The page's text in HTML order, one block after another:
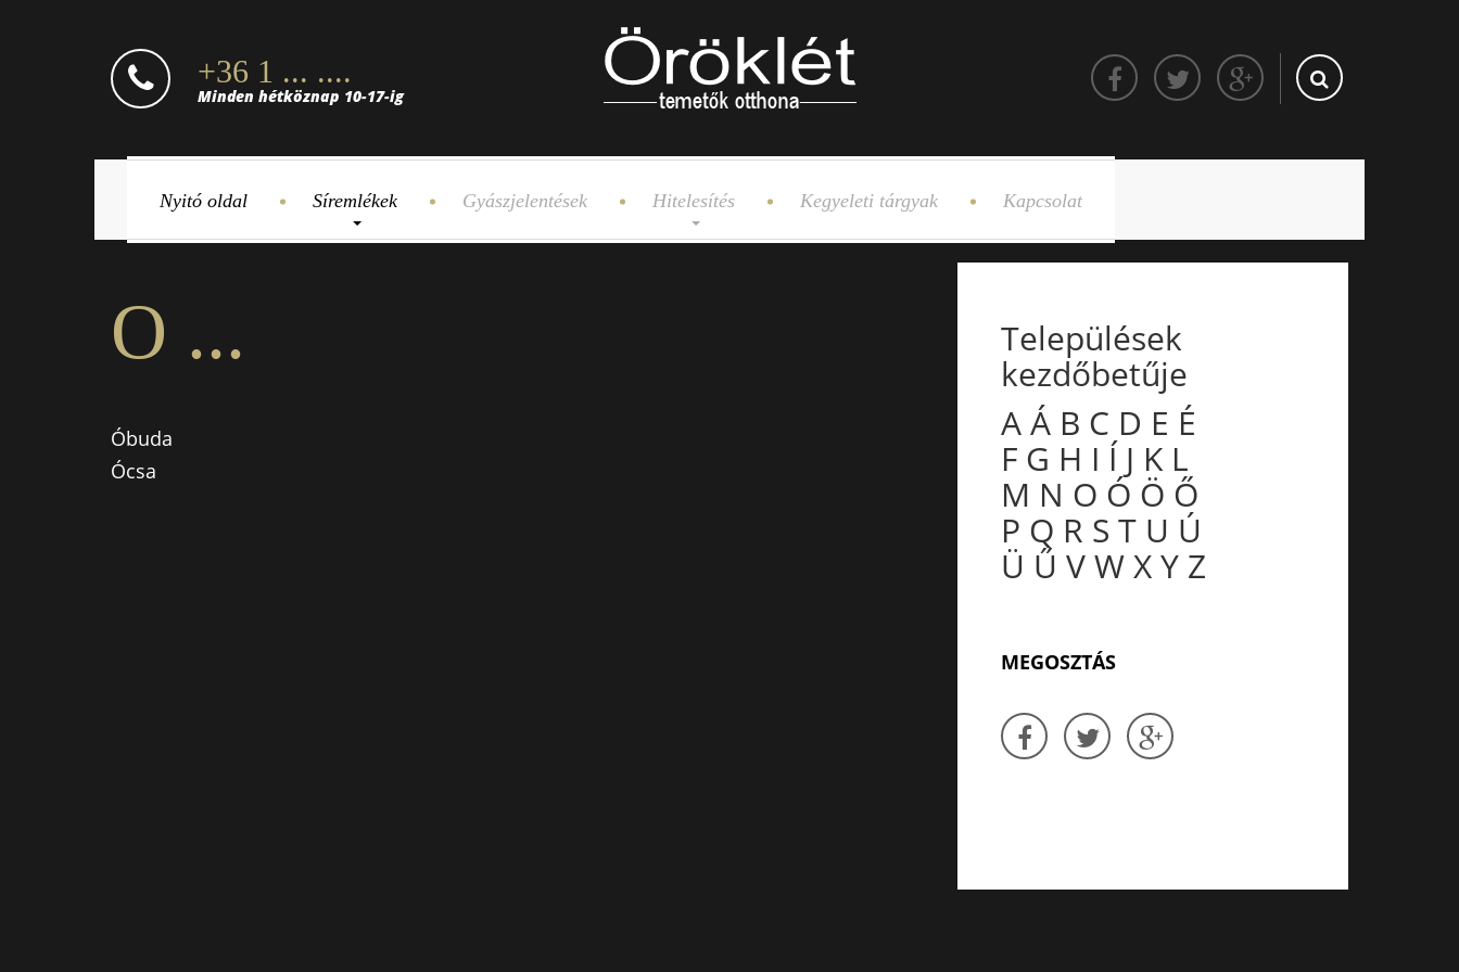
+36 1 ... ....
Minden hétköznap 10-17-ig
Nyitó oldal Síremlékek Gyászjelentések Hitelesítés Kegyeleti tárgyak Kapcsolat
O ...
Óbuda
Ócsa
Települések
kezdőbetűje
AÁ B C D E É
F G H I Í J K L
M N O Ó Ö Ő
P Q R S T U Ú
Ü Ű VWXY Z
MEGOSZTÁS